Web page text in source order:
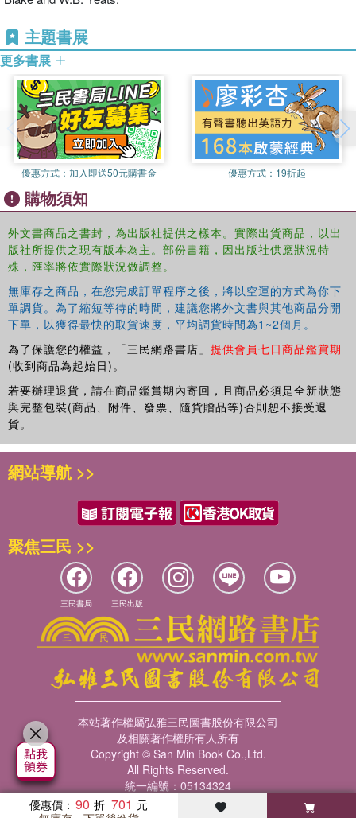
主題書展
更多書展
優惠方式： 加入即送50元購書金 優惠方式： 19折起
購物須知
外文書商品之書封，為出版社提供之樣本。實際出貨商品，以出
版社所提供之現有版本為主。部份書籍，因出版社供應狀況特
殊，匯率將依實際狀況做調整。
無庫存之商品，在您完成訂單程序之後，將以空運的方式為你下
單調貨。為了縮短等待的時間，建議您將外文書與其他商品分開
下單，以獲得最快的取貨速度，平均調貨時間為1~2個月。
為了保護您的權益，「三民網路書店」 提供會員七日商品鑑賞期
(收到商品為起始日)。
若要辦理退貨，請在商品鑑賞期內寄回，且商品必須是全新狀態
與完整包裝(商品、附件、發票、隨貨贈品等)否則恕不接受退
貨。
優惠價： 90 701
網站導航 >>
聚焦三民 >>
三民書局 三民出版
本站著作權屬弘雅三民圖書股份有限公司
及相關著作權所有人所有
Copyright © San Min Book Co.,Ltd.
All Rights Reserved.
統一編號：05134324